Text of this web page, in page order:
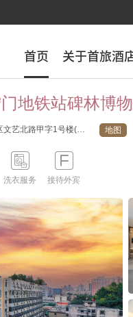
首页 关于首旅酒
首页 关于首旅酒
地铁站碑林博
路甲字1号楼(如家酒店） 地图

洗衣服务

接待外宾